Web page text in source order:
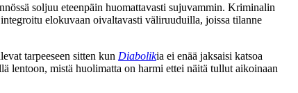
soljuu eteenpäin huomattavasti sujuvammin. Kriminalin
elokuvaan oivaltavasti väliruuduilla, joissa tilanne
tarpeeseen sitten kun Diabolikia ei enää jaksaisi katsoa
lentoon, mistä huolimatta on harmi ettei näitä tullut aikoinaan